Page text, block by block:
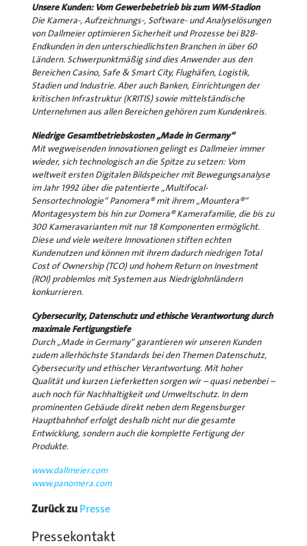
Unsere Kunden: Vom Gewerbebetrieb bis zum WM-Stadion
Die Kamera-, Aufzeichnungs-, Software- und Analyselösungen
von Dallmeier optimieren Sicherheit und Prozesse bei B2B-
Endkunden in den unterschiedlichsten Branchen in über 60
Ländern. Schwerpunktmäßig sind dies Anwender aus den
Bereichen Casino, Safe & Smart City, Flughäfen, Logistik,
Stadien und Industrie. Aber auch Banken, Einrichtungen der
kritischen Infrastruktur (KRITIS) sowie mittelständische
Unternehmen aus allen Bereichen gehören zum Kundenkreis.
Niedrige Gesamtbetriebskosten „Made in Germany“
Mit wegweisenden Innovationen gelingt es Dallmeier immer
wieder, sich technologisch an die Spitze zu setzen: Vom
weltweit ersten Digitalen Bildspeicher mit Bewegungsanalyse
im Jahr 1992 über die patentierte „Multifocal-
Sensortechnologie“ Panomera® mit ihrem „Mountera®“
Montagesystem bis hin zur Domera® Kamerafamilie, die bis zu
300 Kameravarianten mit nur 18 Komponenten ermöglicht.
Diese und viele weitere Innovationen stiften echten
Kundenutzen und können mit ihrem dadurch niedrigen Total
Cost of Ownership (TCO) und hohem Return on Investment
(ROI) problemlos mit Systemen aus Niedriglohnländern
konkurrieren.
Cybersecurity, Datenschutz und ethische Verantwortung durch
maximale Fertigungstiefe
Durch „Made in Germany“ garantieren wir unseren Kunden
zudem allerhöchste Standards bei den Themen Datenschutz,
Cybersecurity und ethischer Verantwortung. Mit hoher
Qualität und kurzen Lieferketten sorgen wir – quasi nebenbei –
auch noch für Nachhaltigkeit und Umweltschutz. In dem
prominenten Gebäude direkt neben dem Regensburger
Hauptbahnhof erfolgt deshalb nicht nur die gesamte
Entwicklung, sondern auch die komplette Fertigung der
Produkte.
www.dallmeier.com
www.panomera.com
Zurück zuPresse
Pressekontakt